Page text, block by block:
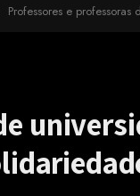
Professores e